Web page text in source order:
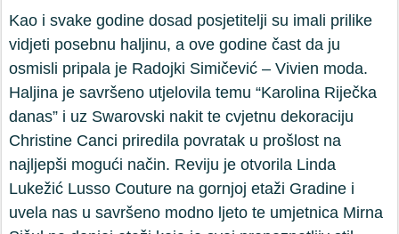
Kao i svake godine dosad posjetitelji su imali prilike
vidjeti posebnu haljinu, a ove godine čast da ju
osmisli pripala je Radojki Simičević – Vivien moda.
Haljina je savršeno utjelovila temu “Karolina Riječka
danas” i uz Swarovski nakit te cvjetnu dekoraciju
Christine Canci priredila povratak u prošlost na
najljepši mogući način. Reviju je otvorila Linda
Lukežić Lusso Couture na gornjoj etaži Gradine i
uvela nas u savršeno modno ljeto te umjetnica Mirna